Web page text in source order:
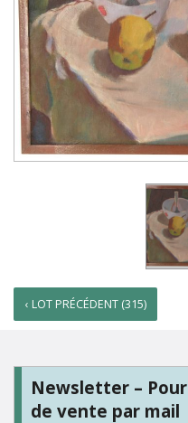
‹ LOT PRÉCÉDENT (315)
Newsletter –
de vente par mail